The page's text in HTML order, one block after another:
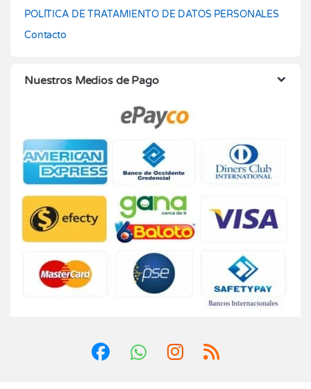
POLÍTICA DE TRATAMIENTO DE DATOS PERSONALES
Contacto
Nuestros Medios de Pago